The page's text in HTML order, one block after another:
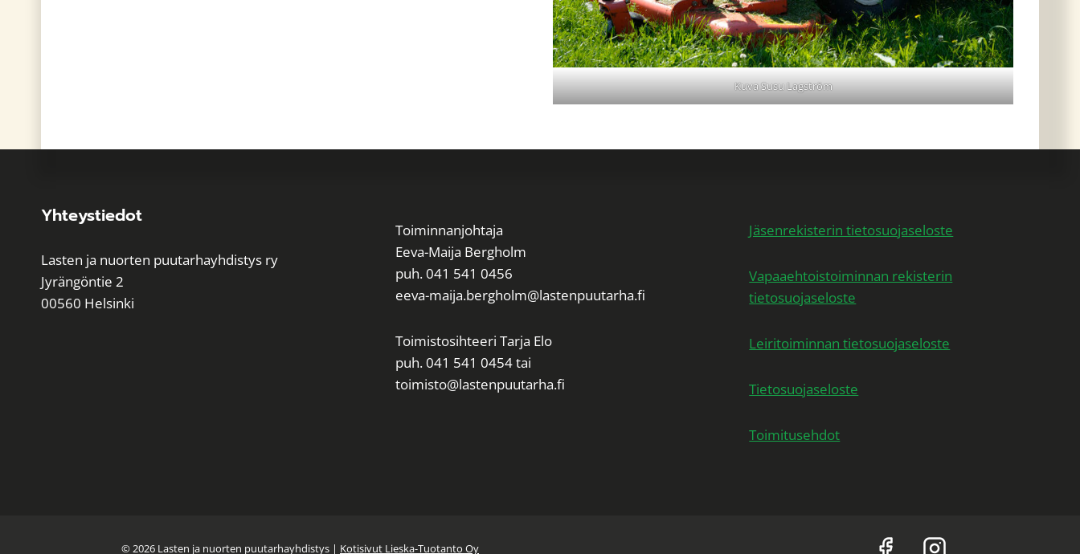
Kuva Susu Lagström
Yhteystiedot
Lasten ja nuorten puutarhayhdistys ry
Jyrängöntie 2
00560 Helsinki
Toiminnanjohtaja
Eeva-Maija Bergholm
puh. 041 541 0456
eeva-maija.bergholm@lastenpuutarha.fi
Toimistosihteeri Tarja Elo
puh. 041 541 0454 tai
toimisto@lastenpuutarha.fi
Jäsenrekisterin tietosuojaseloste
Vapaaehtoistoiminnan rekisterin
tietosuojaseloste
Leiritoiminnan tietosuojaseloste
Tietosuojaseloste
Toimitusehdot
© 2026 Lasten ja nuorten puutarhayhdistys | Kotisivut Lieska-Tuotanto Oy